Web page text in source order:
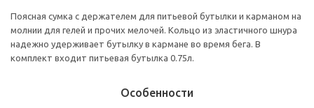
Поясная сумка с держателем для питьевой бутылки и карманом на
молнии для гелей и прочих мелочей. Кольцо из эластичного шнура
надежно удерживает бутылку в кармане во время бега. В
комплект входит питьевая бутылка 0.75л.
Особенности